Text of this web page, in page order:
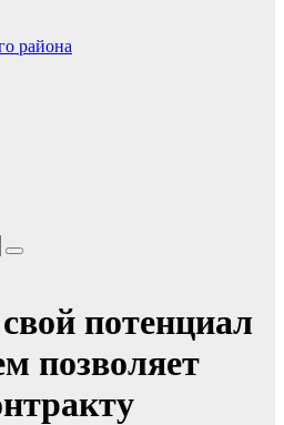
района
потенциал
позволяет